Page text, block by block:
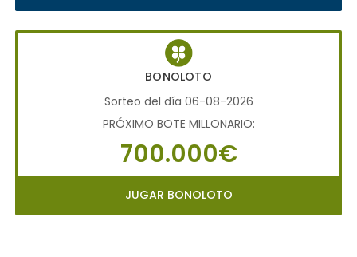
BONOLOTO
Sorteo del día 06-08-2026
PRÓXIMO BOTE MILLONARIO:
700.000€
JUGAR BONOLOTO